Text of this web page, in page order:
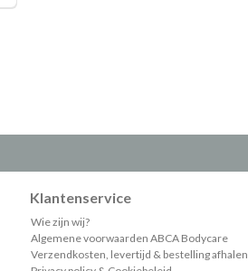
Klantenservice
Wie zijn wij?
Algemene voorwaarden ABCA Bodycare
Verzendkosten, levertijd & bestelling afhalen